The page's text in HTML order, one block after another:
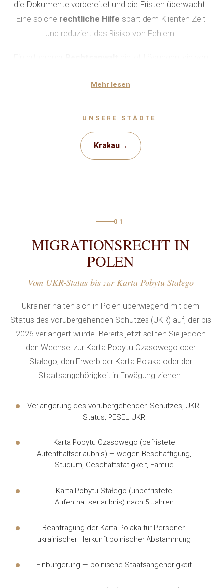
die Dokumente vorbereitet und die Fristen überwacht.
Eine solche rechtliche Hilfe spart dem Klienten Zeit
und reduziert das Risiko von Fehlern.
hilft, den Umfang der bevorstehenden
verständlicher Sprache ohne überflüssige Fachbegriffe
Der erste Kontakt mit einem Rechtsanwalt
hilft, typische Fehler zu vermeiden, die Menschen
ohnejuristischeAusbildung machen.
UKRAINER IN POLEN — IN
WELCHEN SITUATIONEN SIE
BENÖTIGT WIRD
Der Bedarf an Hilfe von Anwälten
entsteht für
Zuwanderer in den unterschiedlichsten Umständen:
Legalisierung und Aufenthaltserlaubnis,
Fragen. Im Folgenden sind Situationen aufgeführt, in
Beantragung und Verlängerung der
Aufenthaltserlaubnis, Legalisierung des Status;
Gehaltszahlungen, unrechtmäßige Entlassung;
Wohnstreitigkeiten — Mietverträge, Zwangsräumung,
kommunale Fragen;
Vermögensaufteilung;
administrative Fragen — Bußgelder, Anfechtung von
Mehr lesen
UNSERE STÄDTE
Krakau→
01
MIGRATIONSRECHT IN
POLEN
Vom UKR-Status bis zur Karta Pobytu Stałego
Ukrainer halten sich in Polen überwiegend mit dem
Status des vorübergehenden Schutzes (UKR) auf, der bis
2026 verlängert wurde. Bereits jetzt sollten Sie jedoch
den Wechsel zur Karta Pobytu Czasowego oder
Stałego, den Erwerb der Karta Polaka oder der
Staatsangehörigkeit in Erwägung ziehen.
Verlängerung des vorübergehenden Schutzes, UKR-
Status, PESEL UKR
Karta Pobytu Czasowego (befristete
Aufenthaltserlaubnis) — wegen Beschäftigung,
Studium, Geschäftstätigkeit, Familie
Karta Pobytu Stałego (unbefristete
Aufenthaltserlaubnis) nach 5 Jahren
Beantragung der Karta Polaka für Personen
ukrainischer Herkunft polnischer Abstammung
Einbürgerung — polnische Staatsangehörigkeit